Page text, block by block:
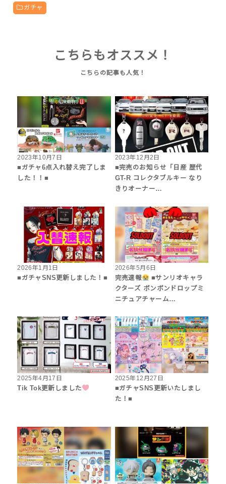
ガチャ
こちらもオススメ！
2023年10月7日
■ガチャ6点入れ替え完了しま
した！！■
2023年12月2日
■完売のお知らせ「日産 歴代
GT-R コレクタブルキー なり
きりオーナー…
2026年1月1日
■ガチャSNS更新しました！■
2026年5月6日
完売速報
■サンリオキャラ
クターズ ボンボンドロップミ
ニチュアチャーム…
2025年4月17日
Tik Tok更新しました
2025年12月27日
■ガチャSNS更新いたしまし
た！■